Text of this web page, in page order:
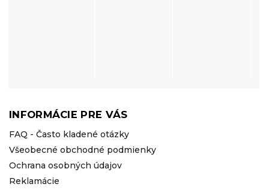
INFORMÁCIE PRE VÁS
FAQ - Často kladené otázky
Všeobecné obchodné podmienky
Ochrana osobných údajov
Reklamácie